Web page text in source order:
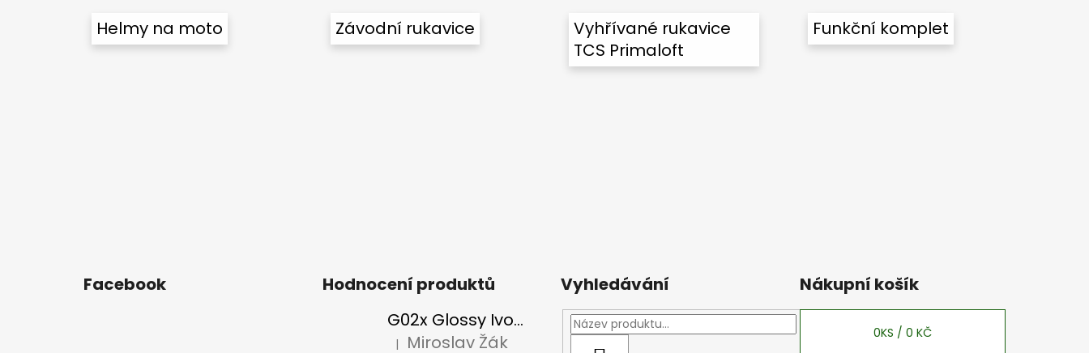
Helmy na moto Závodní rukavice
Vyhřívané rukavice
TCS Primaloft
Funkční komplet
Facebook
Hodnocení produktů
G02x Glossy Ivory - Peak incl, slonová kost
Hodnocení produktu je 5 z 5 hvězdiček.
| Miroslav Žák
Vyhledávání Nákupní košík
0KS / 0 KČ